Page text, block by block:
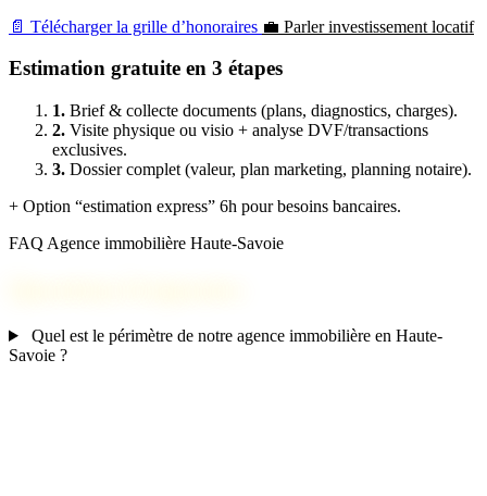
📄 Télécharger la grille d’honoraires 💼 Parler investissement locatif
Estimation gratuite en 3 étapes
1. Brief & collecte documents (plans, diagnostics, charges).
2. Visite physique ou visio + analyse DVF/transactions
exclusives.
3. Dossier complet (valeur, plan marketing, planning notaire).
+ Option “estimation express” 6h pour besoins bancaires.
FAQ Agence immobilière Haute-Savoie
Quel est le périmètre de notre agence immobilière en Haute-
Savoie ?